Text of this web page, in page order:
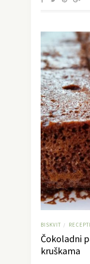
BISKVIT / RECEPTI
Čokoladni
kruškama